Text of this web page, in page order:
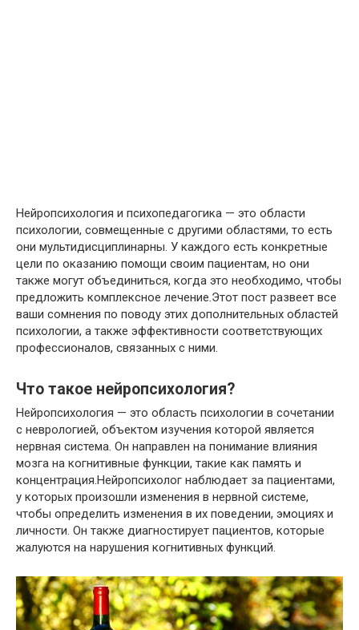
Нейропсихология и психопедагогика — это области
психологии, совмещенные с другими областями, то есть
они мультидисциплинарны. У каждого есть конкретные
цели по оказанию помощи своим пациентам, но они
также могут объединиться, когда это необходимо, чтобы
предложить комплексное лечение.Этот пост развеет все
ваши сомнения по поводу этих дополнительных областей
психологии, а также эффективности соответствующих
профессионалов, связанных с ними.
Что такое нейропсихология?
Нейропсихология — это область психологии в сочетании
с неврологией, объектом изучения которой является
нервная система. Он направлен на понимание влияния
мозга на когнитивные функции, такие как память и
концентрация.Нейропсихолог наблюдает за пациентами,
у которых произошли изменения в нервной системе,
чтобы определить изменения в их поведении, эмоциях и
личности. Он также диагностирует пациентов, которые
жалуются на нарушения когнитивных функций.